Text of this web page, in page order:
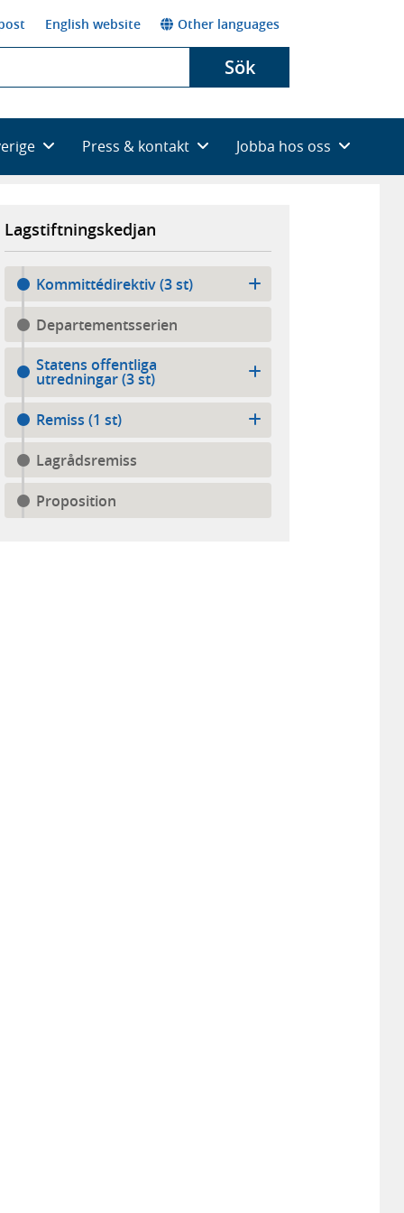
English website Other languages
Sök
Press & kontakt Jobba hos oss
Lagstiftningskedjan
Kommittédirektiv (3 st)
Departementsserien
Statens offentliga
utredningar (3 st)
Remiss (1 st)
Lagrådsremiss
Proposition